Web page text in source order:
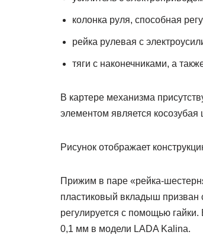
колонка руля, способная
рейка рулевая с
тяги с наконечниками, а
В картере механизма
элементом является
Рисунок отображает
Прижим в паре «рейка-
пластиковый вкладыш призван
регулируется с помощью
0,1 мм в модели LADA Kalina.